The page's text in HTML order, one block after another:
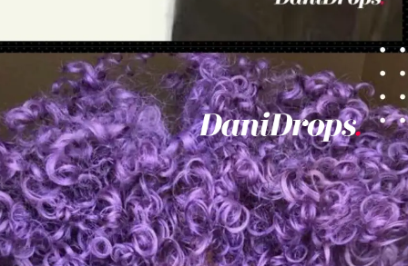
Ouverture https://danidrops.com.br/fr/couleurs-de-cheveux-pour-les-femmes-noires-2023/